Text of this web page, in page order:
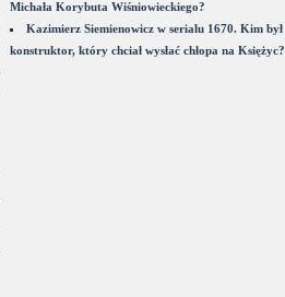
Michała Korybuta Wiśniowieckiego?
Kazimierz Siemienowicz w serialu 1670. Kim był
konstruktor, który chciał wysłać chłopa na Księżyc?